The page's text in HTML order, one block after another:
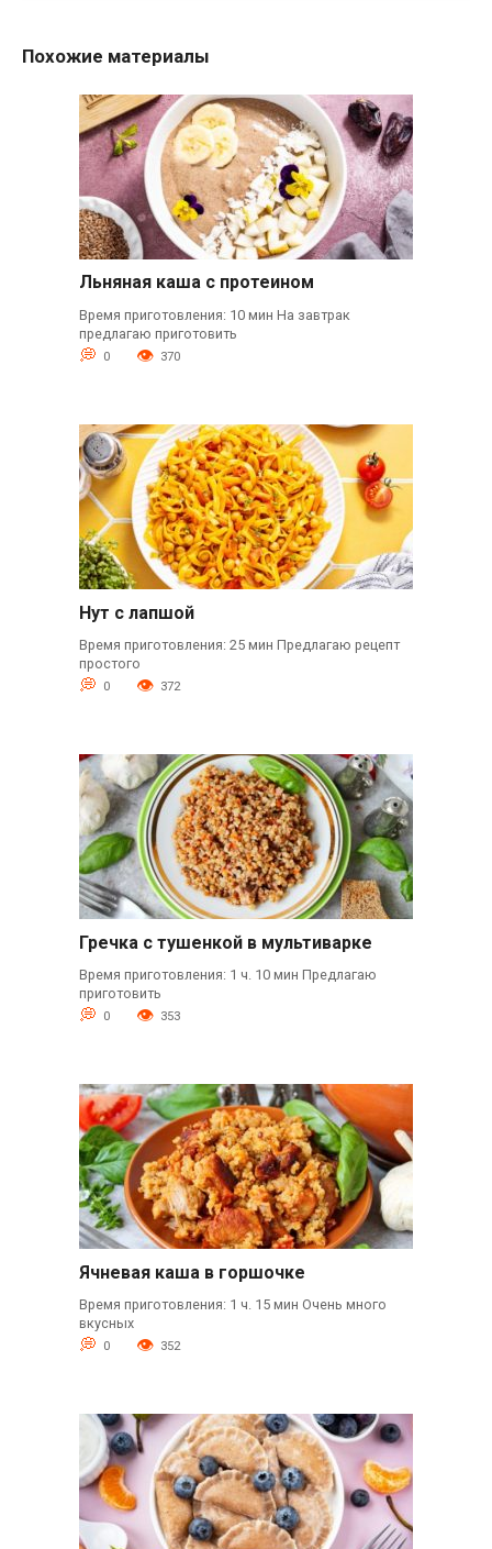
Похожие материалы
Льняная каша с протеином
Время приготовления: 10 мин На завтрак
предлагаю приготовить
0 370
Нут с лапшой
Время приготовления: 25 мин Предлагаю рецепт
простого
0 372
Гречка с тушенкой в мультиварке
Время приготовления: 1 ч. 10 мин Предлагаю
приготовить
0 353
Ячневая каша в горшочке
Время приготовления: 1 ч. 15 мин Очень много
вкусных
0 352